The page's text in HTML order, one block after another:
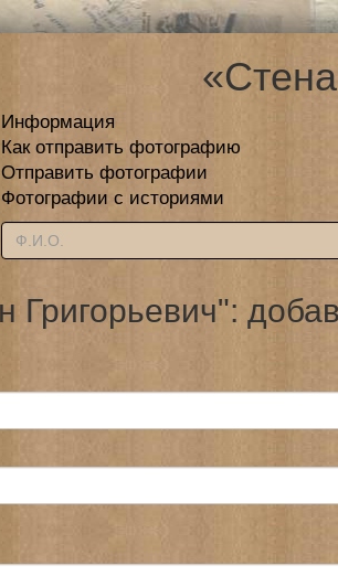
Информация
Как отправить фотографию
Отправить фотографии
Фотографии с историями